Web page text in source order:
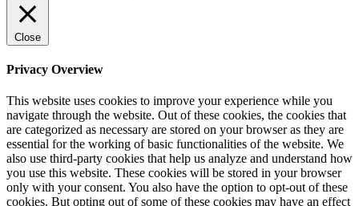
Close
Privacy Overview
This website uses cookies to improve your experience while you
navigate through the website. Out of these cookies, the cookies that
are categorized as necessary are stored on your browser as they are
essential for the working of basic functionalities of the website. We
also use third-party cookies that help us analyze and understand how
you use this website. These cookies will be stored in your browser
only with your consent. You also have the option to opt-out of these
cookies. But opting out of some of these cookies may have an effect